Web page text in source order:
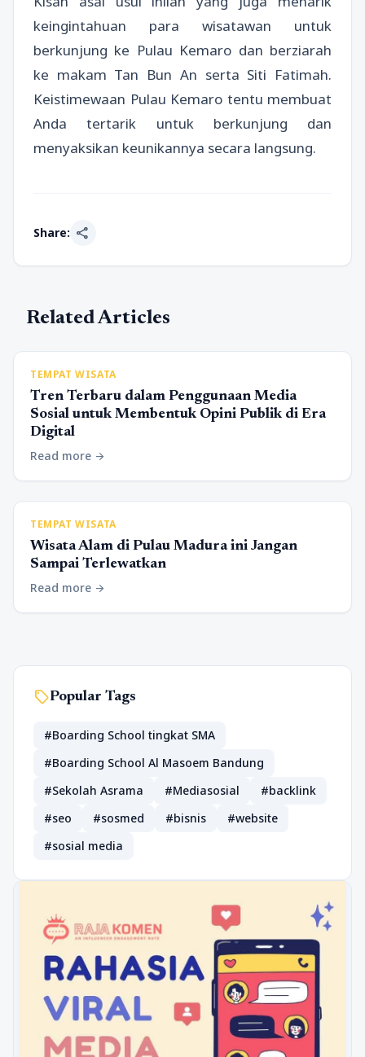
keingintahuan para wisatawan untuk
berkunjung ke Pulau Kemaro dan berziarah
ke makam Tan Bun An serta Siti Fatimah.
Keistimewaan Pulau Kemaro tentu membuat
Anda tertarik untuk berkunjung dan
menyaksikan keunikannya secara langsung.
Share: share
Related Articles
TEMPAT WISATA
Tren Terbaru dalam Penggunaan Media
Sosial untuk Membentuk Opini Publik di Era
Digital
Read more arrow_forward
TEMPAT WISATA
Wisata Alam di Pulau Madura ini Jangan
Sampai Terlewatkan
Read more arrow_forward
sellPopular Tags
#Boarding School tingkat SMA
#Boarding School Al Masoem Bandung
#Sekolah Asrama
#Mediasosial
#backlink
#seo
#sosmed #bisnis
#website
#sosial media